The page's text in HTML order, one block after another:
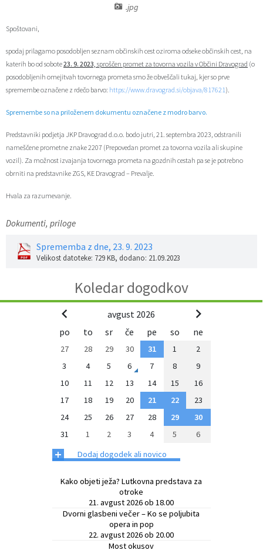
.jpg
Spoštovani,
spodaj prilagamo posodobljen seznam občinskih cest oziroma odseke občinskih cest, na
katerih bo od sobote23. 9. 2023, sproščen promet za tovorna vozila v Občini Dravograd (o
posodobljenih omejitvah tovornega prometa smo že obveščali tukaj, kjer so prve
spremembe označene z rdečo barvo: https://www.dravograd.si/objava/817621 ).
Spremembe so na priloženem dokumentu označene z modro barvo.
Predstavniki podjetja JKP Dravograd d.o.o. bodo jutri, 21. septembra 2023, odstranili
nameščene prometne znake 2207 (Prepovedan promet za tovorna vozila ali skupine
vozil). Za možnost izvajanja tovornega prometa na gozdnih cestah pa se je potrebno
obrniti na predstavnike ZGS, KE Dravograd – Prevalje.
Hvala za razumevanje.
Dokumenti, priloge
Sprememba z dne, 23. 9. 2023
Velikost datoteke: 729 KB, dodano: 21.09.2023
Koledar dogodkov
avgust 2026
po
to sr če pe so ne
27 28 29 30 31 1
2
3
4 5 6 7 8
9
10
11 12 13 14 15
16
17
18 19 20 21 22
23
24
25 26 27 28 29
30
31
1 2 3 4 5 6
+ Dodaj dogodek ali novico
Kako objeti ježa? Lutkovna predstava za
otroke
21. avgust 2026 ob 18.00
Dvorni glasbeni večer – Ko se poljubita
opera in pop
22. avgust 2026 ob 20.00
Most okusov
Katalog informacij javnega značaja
Fotogalerija
Uradne ure
Sosvet Občine Dravograd in Policijske postaje Dravograd
Svet koroške regije
Varuhov kotiček
Lokalne volitve
Strategije Občine Dravograd - Lokalni program za kulturo Občine Dravograd za obdobje 2024–2028
Z mladinskim delom proti prekarnosti mladih – pilotni projekt – DRAVIT DRAVOGRAD
Celostna prometna strategija
Lokalni program za mladino 2023 – 2028
Občinski predpisi
Občinski časopis
Proračun občine
3D model
3D predstavitev občine